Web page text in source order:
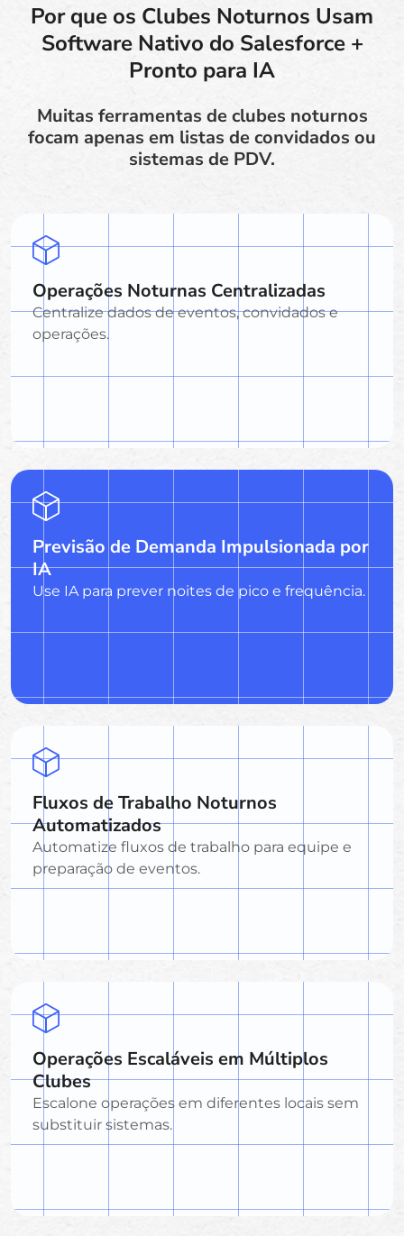
Por que os Clubes Noturnos Usam
Software Nativo do Salesforce +
Pronto para IA
Muitas ferramentas de clubes noturnos
focam apenas em listas de convidados ou
sistemas de PDV.
Operações Noturnas Centralizadas
Centralize dados de eventos, convidados e
operações.
Previsão de Demanda Impulsionada por
IA
Use IA para prever noites de pico e frequência.
Fluxos de Trabalho Noturnos
Automatizados
Automatize fluxos de trabalho para equipe e
preparação de eventos.
Operações Escaláveis em Múltiplos
Clubes
Escalone operações em diferentes locais sem
substituir sistemas.